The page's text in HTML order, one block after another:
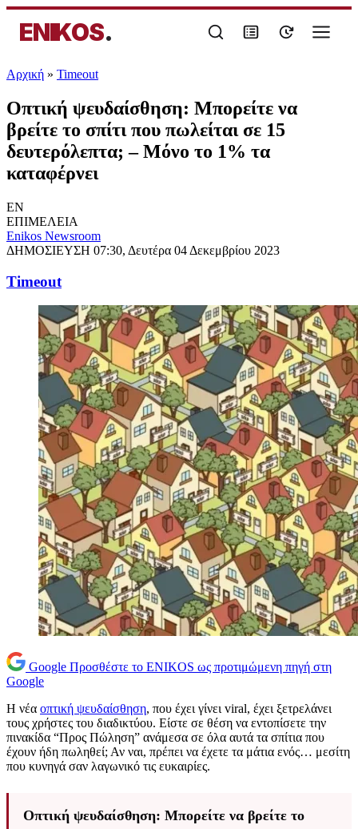
ENIKOS.
Αρχική » Timeout
Οπτική ψευδαίσθηση: Μπορείτε να
βρείτε το σπίτι που πωλείται σε 15
δευτερόλεπτα; – Μόνο το 1% τα
καταφέρνει
EN
ΕΠΙΜΕΛΕΙΑ
Enikos Newsroom
ΔΗΜΟΣΙΕΥΣΗ 07:30, Δευτέρα 04 Δεκεμβρίου 2023
Timeout
Google Προσθέστε το ENIKOS ως προτιμώμενη πηγή στη
Google
Η νέα οπτική ψευδαίσθηση, που έχει γίνει viral, έχει ξετρελάνει
τους χρήστες του διαδικτύου. Είστε σε θέση να εντοπίσετε την
πινακίδα “Προς Πώληση” ανάμεσα σε όλα αυτά τα σπίτια που
έχουν ήδη πωληθεί; Αν ναι, πρέπει να έχετε τα μάτια ενός… μεσίτη
που κυνηγά σαν λαγωνικό τις ευκαιρίες.
Οπτική ψευδαίσθηση: Μπορείτε να βρείτε το